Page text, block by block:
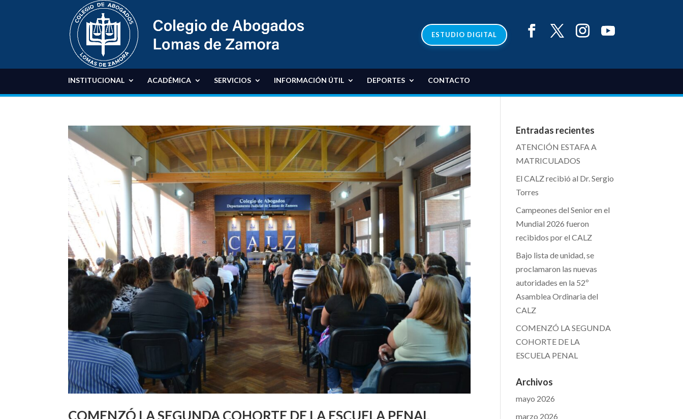
ESTUDIO DIGITAL
INSTITUCIONAL ACADÉMICA SERVICIOS INFORMACIÓN ÚTIL DEPORTES CONTACTO
COMENZÓ LA SEGUNDA COHORTE DE LA ESCUELA PENAL
Entradas recientes
ATENCIÓN ESTAFA A
MATRICULADOS
El CALZ recibió al Dr. Sergio
Torres
Campeones del Senior en el
Mundial 2026 fueron
recibidos por el CALZ
Bajo lista de unidad, se
proclamaron las nuevas
autoridades en la 52º
Asamblea Ordinaria del
CALZ
COMENZÓ LA SEGUNDA
COHORTE DE LA
ESCUELA PENAL
Archivos
mayo 2026
marzo 2026